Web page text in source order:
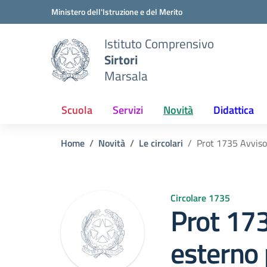
Vai ai contenuti
Vai al menu di navigazioneMinistero dell'Istruzione e del Merito
Istituto Comprensivo
Sirtori
Marsala
Scuola Servizi Novità Didattica
Home Novità Le circolari Prot 1735
Circolare 1735
Prot
esterno